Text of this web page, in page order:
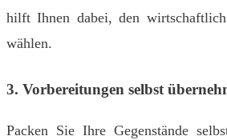
hilft Ihnen dabei, den
wählen.
3. Vorbereitungen selbst
Packen Sie Ihre Gegenstände